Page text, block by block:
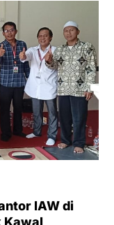
IAW di
Kawal